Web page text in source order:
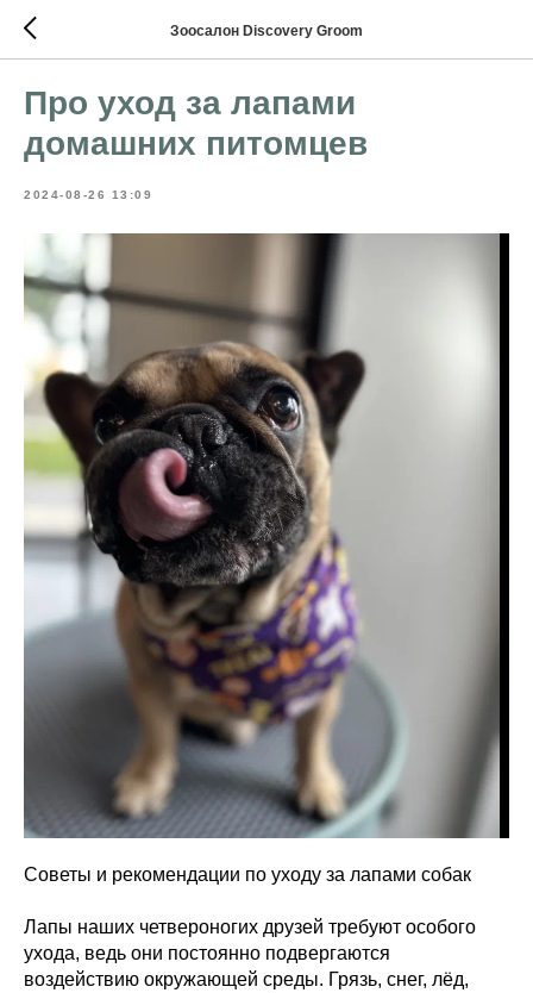
Зоосалон Discovery Groom
Про уход за лапами
домашних питомцев
2024-08-26 13:09
Советы и рекомендации по уходу за лапами собак
Лапы наших четвероногих друзей требуют особого
ухода, ведь они постоянно подвергаются
воздействию окружающей среды. Грязь, снег, лёд,